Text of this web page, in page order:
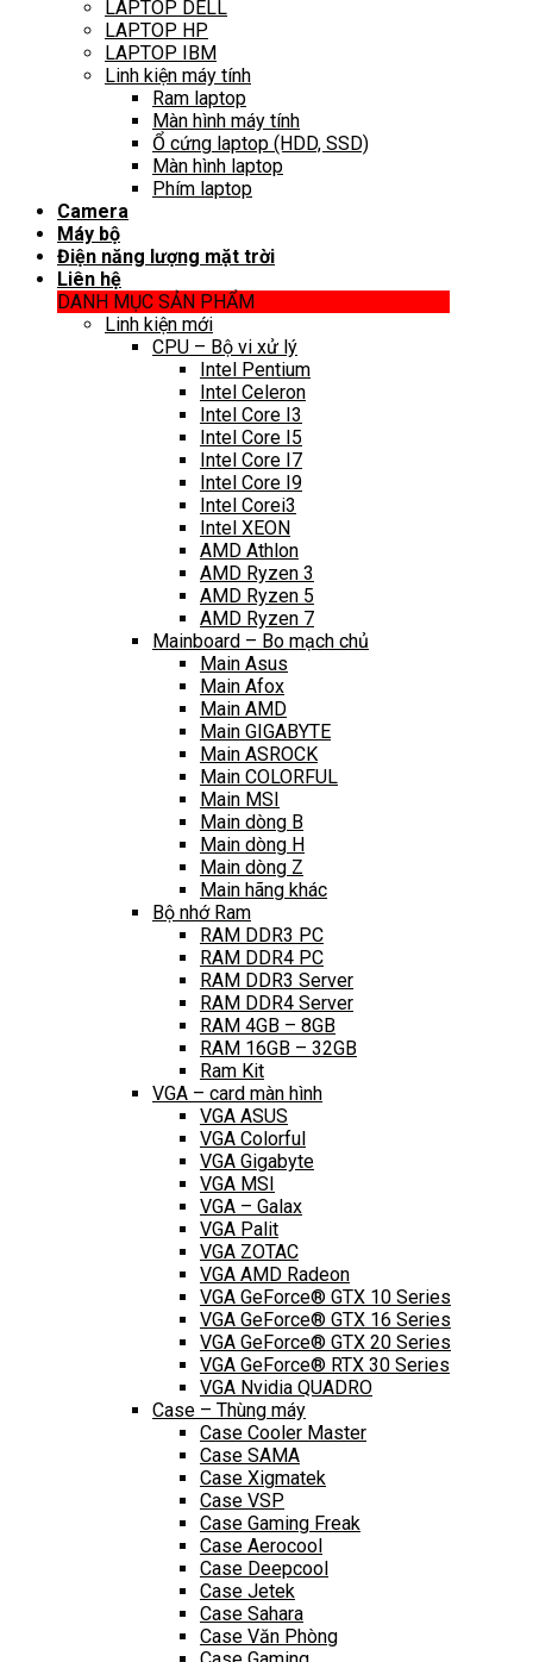
LAPTOP DELL
LAPTOP HP
LAPTOP IBM
Linh kiện máy tính
Ram laptop
Màn hình máy tính
Ổ cứng laptop (HDD, SSD)
Màn hình laptop
Phím laptop
Camera
Máy bộ
Điện năng lượng mặt trời
Liên hệ
DANH MỤC SẢN PHẨM
Linh kiện mới
CPU – Bộ vi xử lý
Intel Pentium
Intel Celeron
Intel Core I3
Intel Core I5
Intel Core I7
Intel Core I9
Intel Corei3
Intel XEON
AMD Athlon
AMD Ryzen 3
AMD Ryzen 5
AMD Ryzen 7
Mainboard – Bo mạch chủ
Main Asus
Main Afox
Main AMD
Main GIGABYTE
Main ASROCK
Main COLORFUL
Main MSI
Main dòng B
Main dòng H
Main dòng Z
Main hãng khác
Bộ nhớ Ram
RAM DDR3 PC
RAM DDR4 PC
RAM DDR3 Server
RAM DDR4 Server
RAM 4GB – 8GB
RAM 16GB – 32GB
Ram Kit
VGA – card màn hình
VGA ASUS
VGA Colorful
VGA Gigabyte
VGA MSI
VGA – Galax
VGA Palit
VGA ZOTAC
VGA AMD Radeon
VGA GeForce® GTX 10 Series
VGA GeForce® GTX 16 Series
VGA GeForce® GTX 20 Series
VGA GeForce® RTX 30 Series
VGA Nvidia QUADRO
Case – Thùng máy
Case Cooler Master
Case SAMA
Case Xigmatek
Case VSP
Case Gaming Freak
Case Aerocool
Case Deepcool
Case Jetek
Case Sahara
Case Văn Phòng